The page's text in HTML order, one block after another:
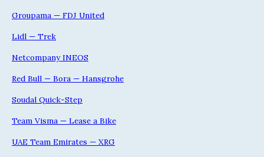
Groupama — FDJ United
Lidl — Trek
Netcompany INEOS
Red Bull — Bora — Hansgrohe
Soudal Quick-Step
Team Visma — Lease a Bike
UAE Team Emirates — XRG